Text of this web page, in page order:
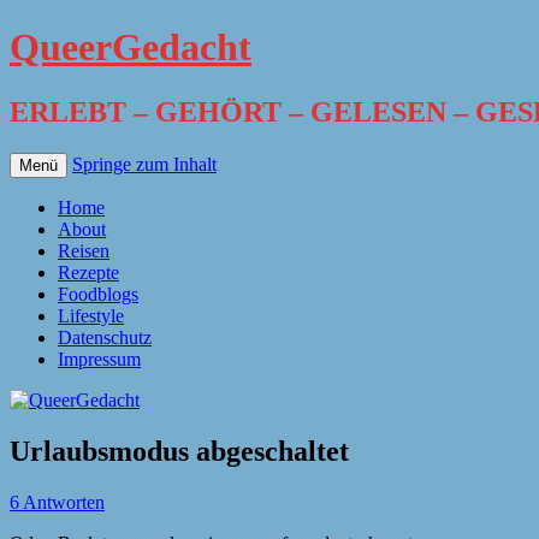
QueerGedacht
ERLEBT – GEHÖRT – GELESEN –
Menü Springe zum Inhalt
Home
About
Reisen
Rezepte
Foodblogs
Lifestyle
Datenschutz
Impressum
Urlaubsmodus abgeschaltet
6 Antworten